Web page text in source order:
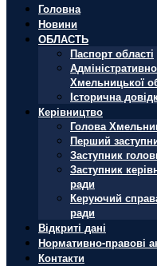
Головна
Новини
ОБЛАСТЬ
Паспорт області
Хмельницької
Історична
Керівництво
Голова
Перший
Заступник
Заступник
ради
Керуючий
ради
Відкриті дані
Нормативно-правові
Контакти